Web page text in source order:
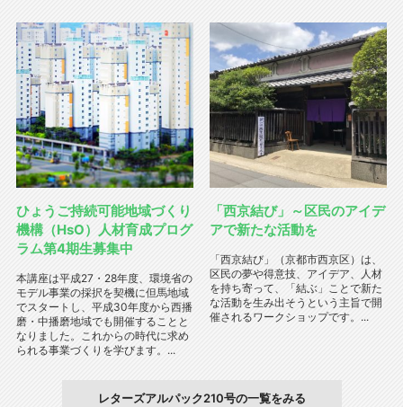
ひょうご持続可能地域づくり
機構（HsO）人材育成プログ
ラム第4期生募集中
本講座は平成27・28年度、環境省の
モデル事業の採択を契機に但馬地域
でスタートし、平成30年度から西播
磨・中播磨地域でも開催することと
なりました。これからの時代に求め
られる事業づくりを学びます。...
「西京結び」～区民のアイデ
アで新たな活動を
「西京結び」（京都市西京区）は、
区民の夢や得意技、アイデア、人材
を持ち寄って、「結ぶ」ことで新た
な活動を生み出そうという主旨で開
催されるワークショップです。...
レターズアルパック210号の一覧をみる